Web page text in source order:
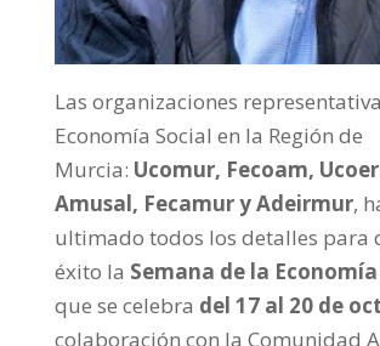
Las organizaciones
Economía Social en la Región de
Murcia: Ucomur, Fecoam,
Amusal, Fecamur y Adeirmur,
ultimado todos los detalles para
éxito la Semana de la
que se celebra del 17 al 20 de
colaboración con la Comunidad